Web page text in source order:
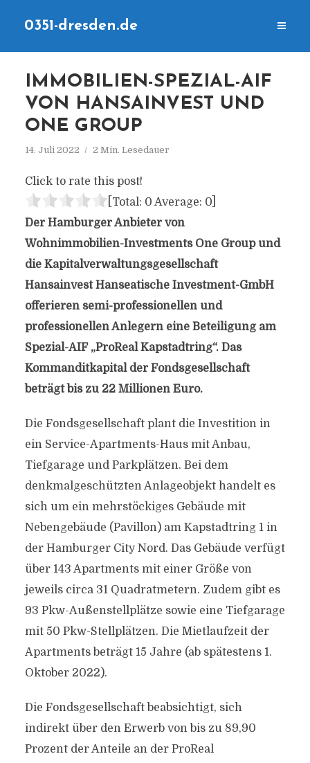
0351-dresden.de
IMMOBILIEN-SPEZIAL-AIF
VON HANSAINVEST UND
ONE GROUP
14. Juli 2022 2 Min. Lesedauer
Click to rate this post!
[Total: 0 Average: 0]
Der Hamburger Anbieter von
Wohnimmobilien-Investments One Group und
die Kapitalverwaltungsgesellschaft
Hansainvest Hanseatische Investment-GmbH
offerieren semi-professionellen und
professionellen Anlegern eine Beteiligung am
Spezial-AIF „ProReal Kapstadtring“. Das
Kommanditkapital der Fondsgesellschaft
beträgt bis zu 22 Millionen Euro.
Die Fondsgesellschaft plant die Investition in
ein Service-Apartments-Haus mit Anbau,
Tiefgarage und Parkplätzen. Bei dem
denkmalgeschützten Anlageobjekt handelt es
sich um ein mehrstöckiges Gebäude mit
Nebengebäude (Pavillon) am Kapstadtring 1 in
der Hamburger City Nord. Das Gebäude verfügt
über 143 Apartments mit einer Größe von
jeweils circa 31 Quadratmetern. Zudem gibt es
93 Pkw-Außenstellplätze sowie eine Tiefgarage
mit 50 Pkw-Stellplätzen. Die Mietlaufzeit der
Apartments beträgt 15 Jahre (ab spätestens 1.
Oktober 2022).
Die Fondsgesellschaft beabsichtigt, sich
indirekt über den Erwerb von bis zu 89,90
Prozent der Anteile an der ProReal